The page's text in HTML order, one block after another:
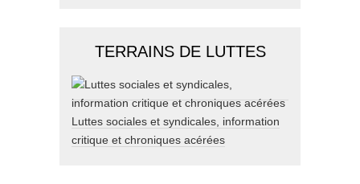
TERRAINS DE LUTTES
Luttes sociales et syndicales, information
critique et chroniques acérées